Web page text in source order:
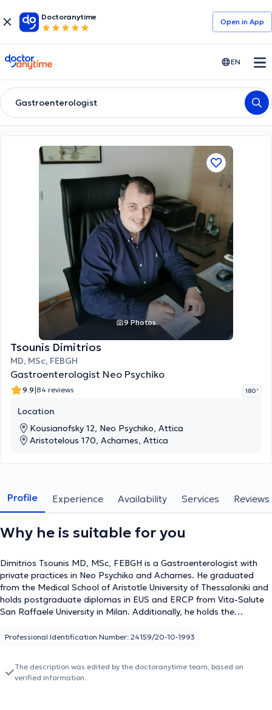
Doctoranytime
Open in Αpp
doctoranytime EN
Gastroenterologist
9 Photos
Tsounis Dimitrios
MD, MSc, FEBGH
Gastroenterologist Neo Psychiko
9.9|84 reviews 180 '
Location
Kousianofsky 12, Neo Psychiko, Attica
Aristotelous 170, Acharnes, Attica
Profile Experience Availability Services Reviews
Why he is suitable for you
Dimitrios Tsounis MD, MSc, FEBGH is a Gastroenterologist with
private practices in Neo Psychiko and Acharnes. He graduated
from the Medical School of Aristotle University of Thessaloniki and
holds postgraduate diplomas in EUS and ERCP from Vita-Salute
San Raffaele University in Milan. Additionally, he holds the
which has led to his specialization in polyp removal. He has
General Hospital, where he engages in various gastroenterological
procedures. Specifically, in his practice, each patient has the
Professional Identification Number: 24159/20-10-1993
The description was edited by the doctoranytime team, based on
verified information.